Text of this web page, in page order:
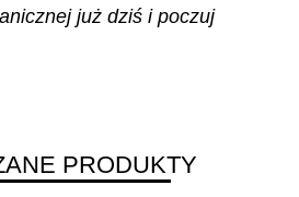
już dziś i poczuj
PRODUKTY